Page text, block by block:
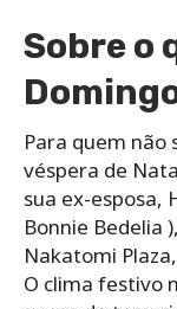
Sobre o
Para quem não
véspera de
sua ex-esposa,
Bonnie Bedelia
Nakatomi
O clima festivo